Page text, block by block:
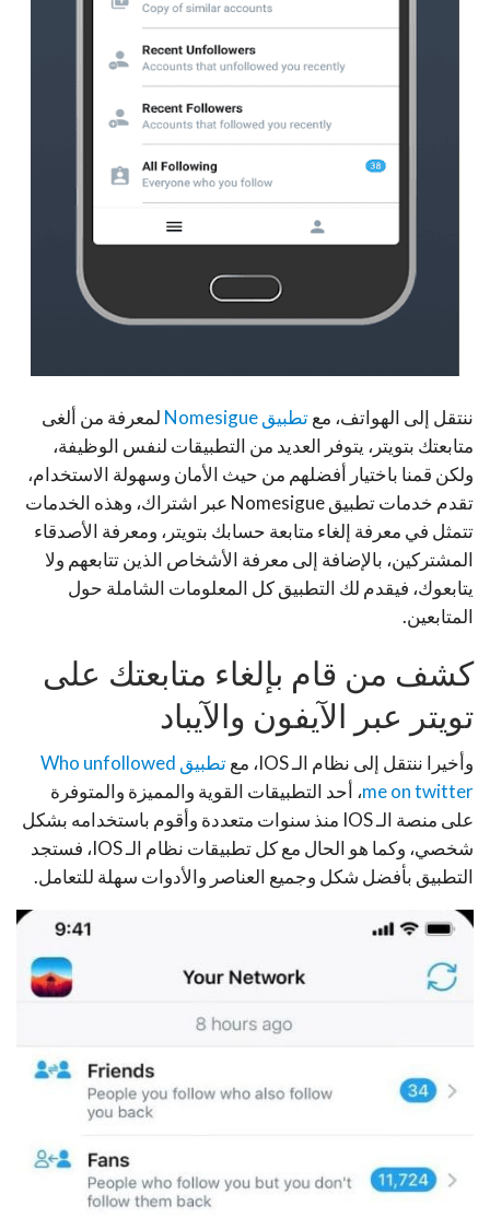
ننتقل إلى الهواتف، معتطبيق Nomesigue
لمعرفة من ألغى
متابعتك بتويتر، يتوفر العديد من التطبيقات لنفس الوظيفة،
ولكن قمنا باختيار أفضلهم من حيث الأمان وسهولة الاستخدام،
تقدم خدمات تطبيق Nomesigue عبر اشتراك، وهذه الخدمات
تتمثل في معرفة إلغاء متابعة حسابك بتويتر، ومعرفة الأصدقاء
المشتركين، بالإضافة إلى معرفة الأشخاص الذين تتابعهم ولا
يتابعوك، فيقدم لك التطبيق كل المعلومات الشاملة حول
المتابعين.
كشف من قام بإلغاء متابعتك على
تويتر عبر الآيفون والآيباد
وأخيرا ننتقل إلى نظام الـ IOS، مع
تطبيق Who unfollowed
me on twitter، أحد التطبيقات القوية والمميزة والمتوفرة
على منصة الـ IOS منذ سنوات متعددة وأقوم باستخدامه بشكل
شخصي، وكما هو الحال مع كل تطبيقات نظام الـ IOS، فستجد
التطبيق بأفضل شكل وجميع العناصر والأدوات سهلة للتعامل.